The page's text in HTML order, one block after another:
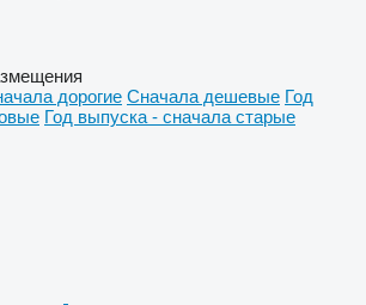
дорогие Сначала дешевые Год
Год выпуска - сначала старые